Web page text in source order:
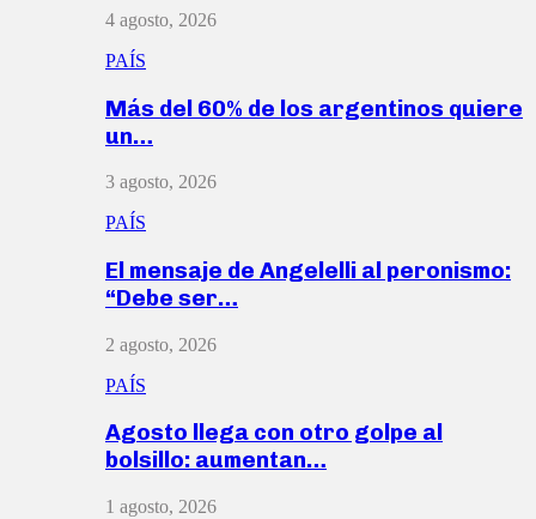
4 agosto, 2026
PAÍS
Más del 60% de los argentinos quiere
un…
3 agosto, 2026
PAÍS
El mensaje de Angelelli al peronismo:
“Debe ser…
2 agosto, 2026
PAÍS
Agosto llega con otro golpe al
bolsillo: aumentan…
1 agosto, 2026